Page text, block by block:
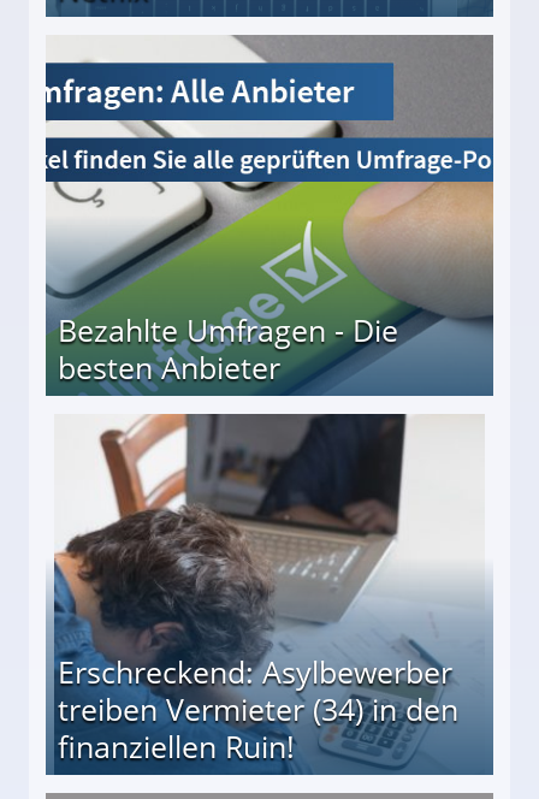
Bezahlte Umfragen - Die
besten Anbieter
Erschreckend: Asylbewerber
treiben Vermieter (34) in den
finanziellen Ruin!